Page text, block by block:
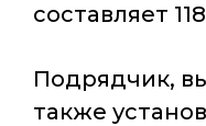
составляет
Подрядчик,
также